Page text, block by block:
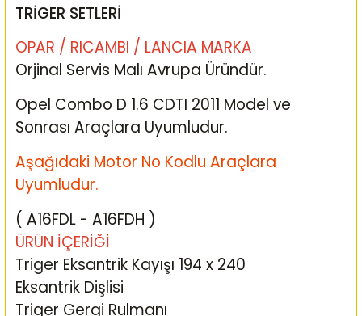
TRİGER SETLERİ
OPAR / RICAMBI / LANCIA MARKA
Orjinal Servis Malı Avrupa Üründür.
Opel Combo D 1.6 CDTI 2011 Model ve
Sonrası Araçlara Uyumludur.
Aşağıdaki Motor No Kodlu Araçlara
Uyumludur.
( A16FDL - A16FDH )
ÜRÜN İÇERİĞİ
Triger Eksantrik Kayışı 194 x 240
Eksantrik Dişlisi
Triger Gergi Rulmanı